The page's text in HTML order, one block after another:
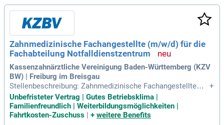
etet. Profitieren Sie von attraktiven Rahmenbedingungen, wi
e überdurchschnittlichem Gehalt, 27 Urlaubstagen sowie fle
xiblen Arbeitszeiten. Starten Sie Ihre Karriere jetzt und begle
iten Sie zahlreiche honorarstarke Behandlungsfälle.
Zahnmedizinische Fachangestellte (m/w/d) für die
Fachabteilung Notfalldienstzentrum
Kassenzahnärztliche Vereinigung Baden-Württemberg (KZV
BW) | Freiburg im Breisgau
Stellenbeschreibung: Zahnmedizinische Fachangestellte
(m/w/d) für die Fachabteilung; Notfalldienstzentrum; ab 01.
Oktober 2026; Voll- oder Teilzeit, Minijob; unbefristet; Stand
ort Freiburg Als Körperschaft des öffentlichen Rechts ist die
+
Unbefristeter Vertrag | Gutes Betriebsklima |
Familienfreundlich | Weiterbildungsmöglichkeiten |
Fahrtkosten-Zuschuss | + weitere Benefits